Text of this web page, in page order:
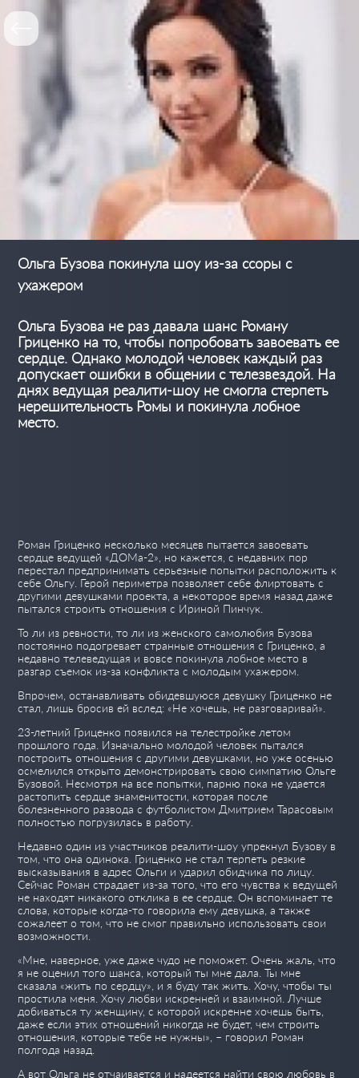
Ольга Бузова покинула шоу из-за ссоры с
ухажером
Ольга Бузова не раз давала шанс Роману
Гриценко на то, чтобы попробовать завоевать ее
сердце. Однако молодой человек каждый раз
допускает ошибки в общении с телезвездой. На
днях ведущая реалити-шоу не смогла стерпеть
нерешительность Ромы и покинула лобное
место.
Роман Гриценко несколько месяцев пытается завоевать
сердце ведущей «ДОМа-2», но кажется, с недавних пор
перестал предпринимать серьезные попытки расположить к
себе Ольгу. Герой периметра позволяет себе флиртовать с
другими девушками проекта, а некоторое время назад даже
пытался строить отношения с Ириной Пинчук.
То ли из ревности, то ли из женского самолюбия Бузова
постоянно подогревает странные отношения с Гриценко, а
недавно телеведущая и вовсе покинула лобное место в
разгар съемок из-за конфликта с молодым ухажером.
Впрочем, останавливать обидевшуюся девушку Гриценко не
стал, лишь бросив ей вслед: «Не хочешь, не разговаривай».
23-летний Гриценко появился на телестройке летом
прошлого года. Изначально молодой человек пытался
построить отношения с другими девушками, но уже осенью
осмелился открыто демонстрировать свою симпатию Ольге
Бузовой. Несмотря на все попытки, парню пока не удается
растопить сердце знаменитости, которая после
болезненного развода с футболистом Дмитрием Тарасовым
полностью погрузилась в работу.
Недавно один из участников реалити-шоу упрекнул Бузову в
том, что она одинока. Гриценко не стал терпеть резкие
высказывания в адрес Ольги и ударил обидчика по лицу.
Сейчас Роман страдает из-за того, что его чувства к ведущей
не находят никакого отклика в ее сердце. Он вспоминает те
слова, которые когда-то говорила ему девушка, а также
сожалеет о том, что не смог правильно использовать свои
возможности.
«Мне, наверное, уже даже чудо не поможет. Очень жаль, что
я не оценил того шанса, который ты мне дала. Ты мне
сказала «жить по сердцу», и я буду так жить. Хочу, чтобы ты
простила меня. Хочу любви искренней и взаимной. Лучше
добиваться ту женщину, с которой искренне хочешь быть,
даже если этих отношений никогда не будет, чем строить
отношения, которые тебе не нужны», – говорил Роман
полгода назад.
А вот Ольга не отчаивается и надеется найти свою любовь в